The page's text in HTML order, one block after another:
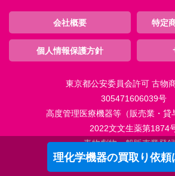
会社概要 特定
個人情報保護方針
東京都公安委員会許可 古物
305471606039号
高度管理医療機器等（販売業・貸
2022文文生薬第1874
毒物劇物一般販売業登
2022文文生薬第1875
理化学機器の買取り依頼